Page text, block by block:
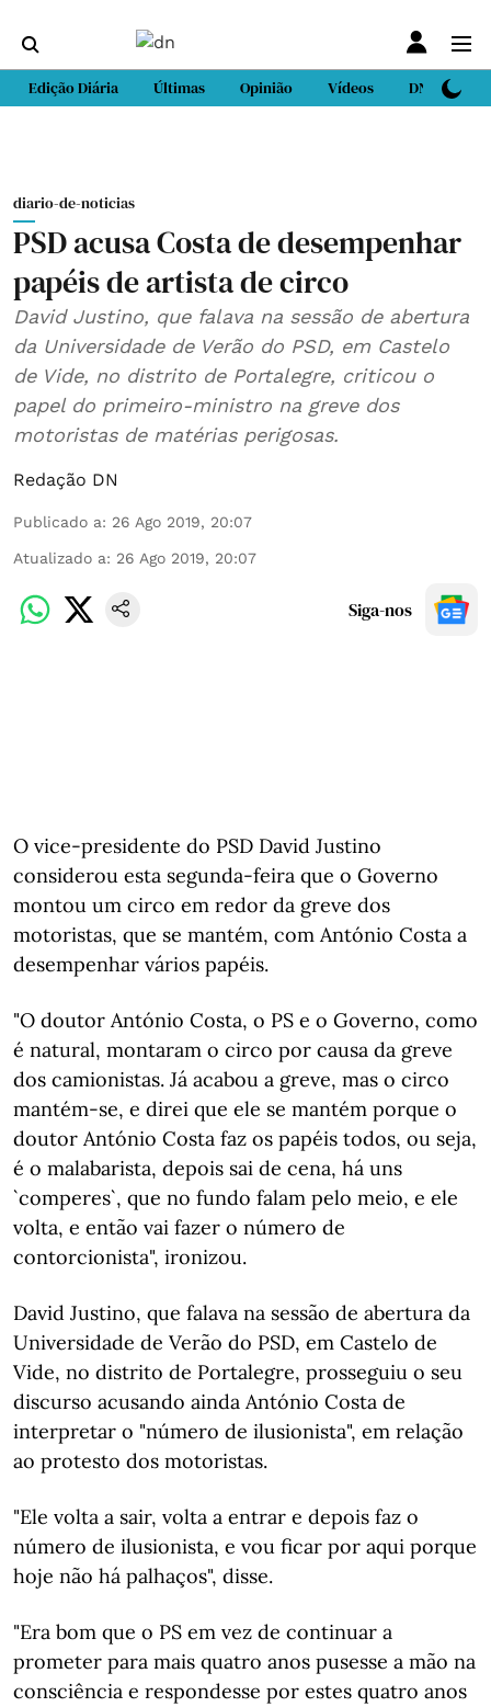
Edição Diária Últimas Opinião Vídeos DN Sport
diario-de-noticias
PSD acusa Costa de desempenhar
papéis de artista de circo
David Justino, que falava na sessão de abertura
da Universidade de Verão do PSD, em Castelo
de Vide, no distrito de Portalegre, criticou o
papel do primeiro-ministro na greve dos
motoristas de matérias perigosas.
Redação DN
Publicado a: 26 Ago 2019, 20:07
Atualizado a: 26 Ago 2019, 20:07
Siga-nos
O vice-presidente do PSD David Justino
considerou esta segunda-feira que o Governo
montou um circo em redor da greve dos
motoristas, que se mantém, com António Costa a
desempenhar vários papéis.
"O doutor António Costa, o PS e o Governo, como
é natural, montaram o circo por causa da greve
dos camionistas. Já acabou a greve, mas o circo
mantém-se, e direi que ele se mantém porque o
doutor António Costa faz os papéis todos, ou seja,
é o malabarista, depois sai de cena, há uns
`comperes`, que no fundo falam pelo meio, e ele
volta, e então vai fazer o número de
contorcionista", ironizou.
David Justino, que falava na sessão de abertura da
Universidade de Verão do PSD, em Castelo de
Vide, no distrito de Portalegre, prosseguiu o seu
discurso acusando ainda António Costa de
interpretar o "número de ilusionista", em relação
ao protesto dos motoristas.
"Ele volta a sair, volta a entrar e depois faz o
número de ilusionista, e vou ficar por aqui porque
hoje não há palhaços", disse.
"Era bom que o PS em vez de continuar a
prometer para mais quatro anos pusesse a mão na
consciência e respondesse por estes quatro anos